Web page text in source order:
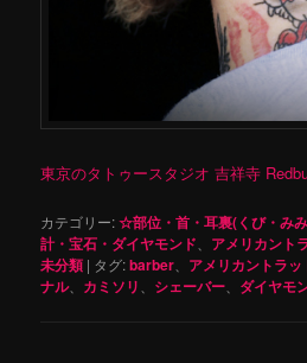
東京のタトゥースタジオ 吉祥寺
カテゴリー:☆部位・首・耳裏(くび・み
計・宝石・ダイヤモンド
アメリカント
未分類 | タグ:barber アメリカントラッ
ナル、 カミソリ シェーバー ダイヤモ